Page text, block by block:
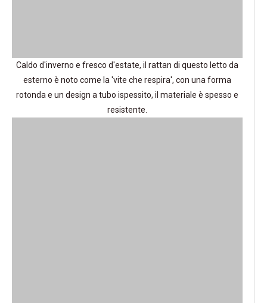
Caldo d'inverno e fresco d'estate, il rattan di questo letto da
esterno è noto come la 'vite che respira', con una forma
rotonda e un design a tubo ispessito, il materiale è spesso e
resistente.